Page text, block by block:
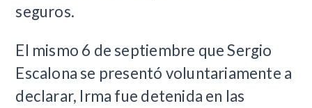
seguros.
El mismo 6 de septiembre que Sergio
Escalona se presentó voluntariamente a
declarar, Irma fue detenida en las